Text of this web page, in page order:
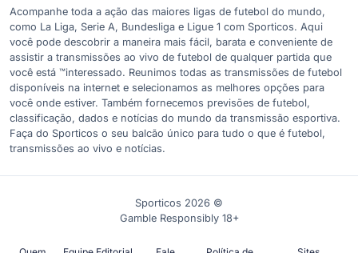
Acompanhe toda a ação das maiores ligas de futebol do mundo,
como La Liga, Serie A, Bundesliga e Ligue 1 com Sporticos. Aqui
você pode descobrir a maneira mais fácil, barata e conveniente de
assistir a transmissões ao vivo de futebol de qualquer partida que
você está ™interessado. Reunimos todas as transmissões de futebol
disponíveis na internet e selecionamos as melhores opções para
você onde estiver. Também fornecemos previsões de futebol,
classificação, dados e notícias do mundo da transmissão esportiva.
Faça do Sporticos o seu balcão único para tudo o que é futebol,
transmissões ao vivo e notícias.
Sporticos 2026 ©
Gamble Responsibly 18+